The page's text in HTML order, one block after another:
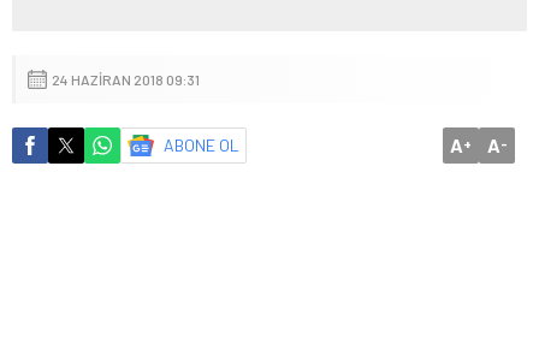
24 HAZIRAN 2018 09:31
ABONE OL A+ A-